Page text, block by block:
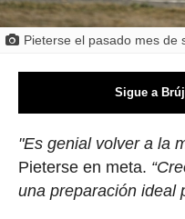
Pieterse el pasado mes de
Sigue a
"Es genial volver a la
Pieterse en meta.
una preparación ideal